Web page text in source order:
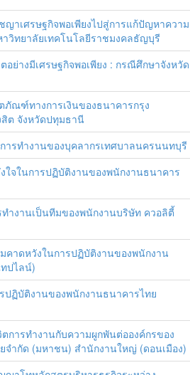
าเศรษฐกิจพอเพียงไปสู่การแก้ปัญหาความ
วิทยาลัยเทคโนโลยีราชมงคลธัญบุรี
ย่างมีเศรษฐกิจพอเพียง : กรณีศึกษาจังหวัด
ณฑ์ทางการเงินของธนาคารกรุง
สิต จังหวัดปทุมธานี
ารทำงานของบุคลากรเทศบาลนครนนทบุรี
จในการปฏิบัติงานของพนักงานธนาคาร
ำงานเป็นทีมของพนักงานบริษัท ควอลิตี้
คาดหวังในการปฏิบัติงานของพนักงาน
ปไลน์)
ฏิบัติงานของพนักงานธนาคารไทย
ารทำงานกับความผูกพันต่อองค์กรของ
จำกัด (มหาชน) สำนักงานใหญ่ (ดอนเมือง)